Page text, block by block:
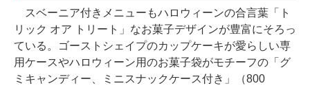
スベーニア付きメニューもハロウィーンの合言葉「ト
リック オア トリート」なお菓子デザインが豊富にそろっ
ている。ゴーストシェイプのカップケーキが愛らしい専
用ケースやハロウィーン用のお菓子袋がモチーフの「グ
ミキャンディー、ミニスナックケース付き」（800